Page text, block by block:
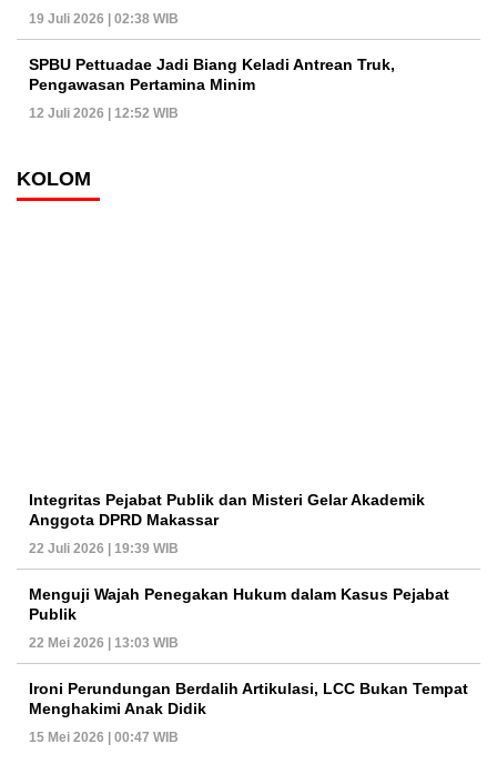
19 Juli 2026 | 02:38 WIB
SPBU Pettuadae Jadi Biang Keladi Antrean Truk,
Pengawasan Pertamina Minim
12 Juli 2026 | 12:52 WIB
KOLOM
Integritas Pejabat Publik dan Misteri Gelar Akademik
Anggota DPRD Makassar
22 Juli 2026 | 19:39 WIB
Menguji Wajah Penegakan Hukum dalam Kasus Pejabat
Publik
22 Mei 2026 | 13:03 WIB
Ironi Perundungan Berdalih Artikulasi, LCC Bukan Tempat
Menghakimi Anak Didik
15 Mei 2026 | 00:47 WIB